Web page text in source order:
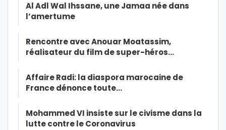
Al Adl Wal Ihssane, une Jamaa née dans
l’amertume
Rencontre avec Anouar Moatassim,
réalisateur du film de super-héros…
Affaire Radi: la diaspora marocaine de
France dénonce toute…
Mohammed VI insiste sur le civisme dans la
lutte contre le Coronavirus